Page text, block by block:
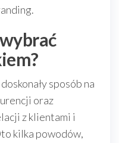
sposób na
oraz
z klientami i
kilka powodów,